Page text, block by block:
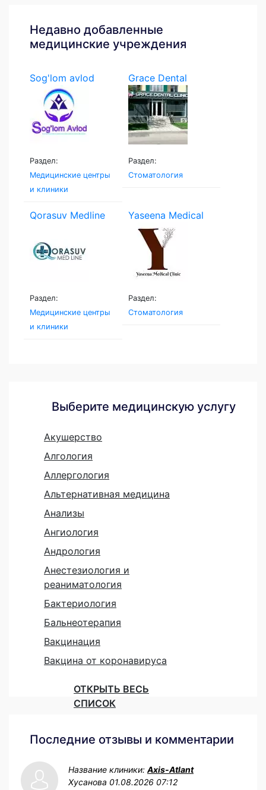
Недавно добавленные
медицинские учреждения
Sog'lom avlod
Раздел:
Медицинские центры
и клиники
Grace Dental
Раздел:
Стоматология
Qorasuv Medline
Раздел:
Медицинские центры
и клиники
Yaseena Medical
Clinic
Раздел:
Стоматология
Выберите медицинскую услугу
Акушерство
Алгология
Аллергология
Альтернативная медицина
Анализы
Ангиология
Андрология
Анестезиология и
реаниматология
Бактериология
Бальнеотерапия
Вакцинация
Вакцина от коронавируса
ОТКРЫТЬ ВЕСЬ
СПИСОК
Последние отзывы и комментарии
Название клиники:Axis-Atlant
Хусанова 01.08.2026 07:12